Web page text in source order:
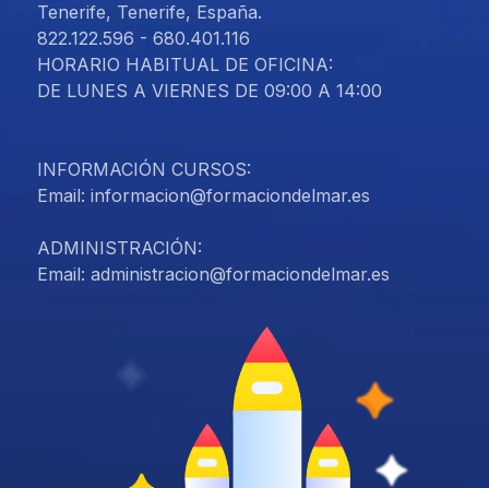
Tenerife, Tenerife, España.
822.122.596 - 680.401.116
HORARIO HABITUAL DE OFICINA:
DE LUNES A VIERNES DE 09:00 A 14:00
INFORMACIÓN CURSOS:
Email: informacion@formaciondelmar.es
ADMINISTRACIÓN:
Email: administracion@formaciondelmar.es